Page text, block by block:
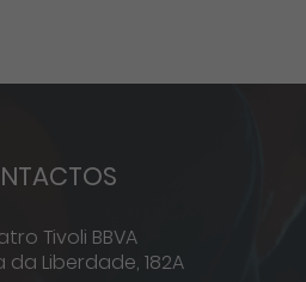
Tivoli BBVA
da Liberdade, 182A